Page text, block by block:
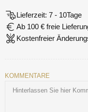
Lieferzeit: 7 - 10Tage
Ab 100 € freie
Kostenfreier
KOMMENTARE